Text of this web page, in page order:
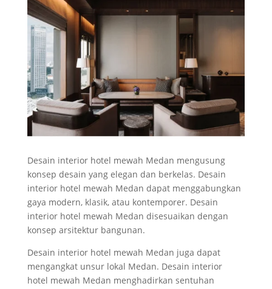
Desain interior hotel mewah Medan mengusung
konsep desain yang elegan dan berkelas. Desain
interior hotel mewah Medan dapat menggabungkan
gaya modern, klasik, atau kontemporer. Desain
interior hotel mewah Medan disesuaikan dengan
konsep arsitektur bangunan.
Desain interior hotel mewah Medan juga dapat
mengangkat unsur lokal Medan. Desain interior
hotel mewah Medan menghadirkan sentuhan